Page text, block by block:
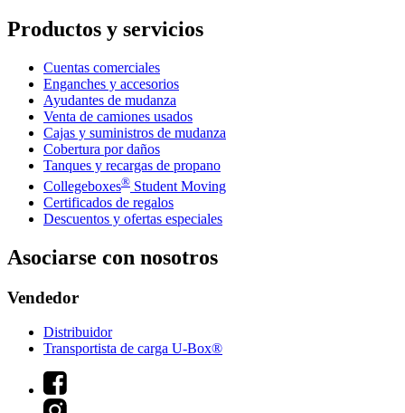
Productos y servicios
Cuentas comerciales
Enganches y accesorios
Ayudantes de mudanza
Venta de camiones usados
Cajas y suministros de mudanza
Cobertura por daños
Tanques y recargas de propano
Collegeboxes® Student Moving
Certificados de regalos
Descuentos y ofertas especiales
Asociarse con nosotros
Vendedor
Distribuidor
Transportista de carga U-Box®